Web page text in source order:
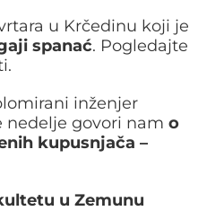
u Krčedinu koji je
spanać. Pogledajte
inženjer
nedelje govori nam o
kupusnjača –
u Zemunu